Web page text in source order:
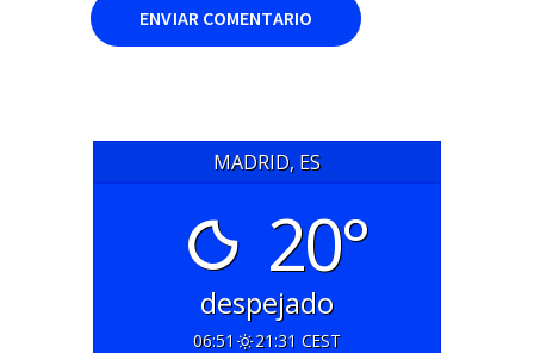
MADRID, ES
20°
despejado
06:51 21:31 CEST